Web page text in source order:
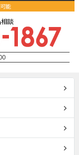
能
談